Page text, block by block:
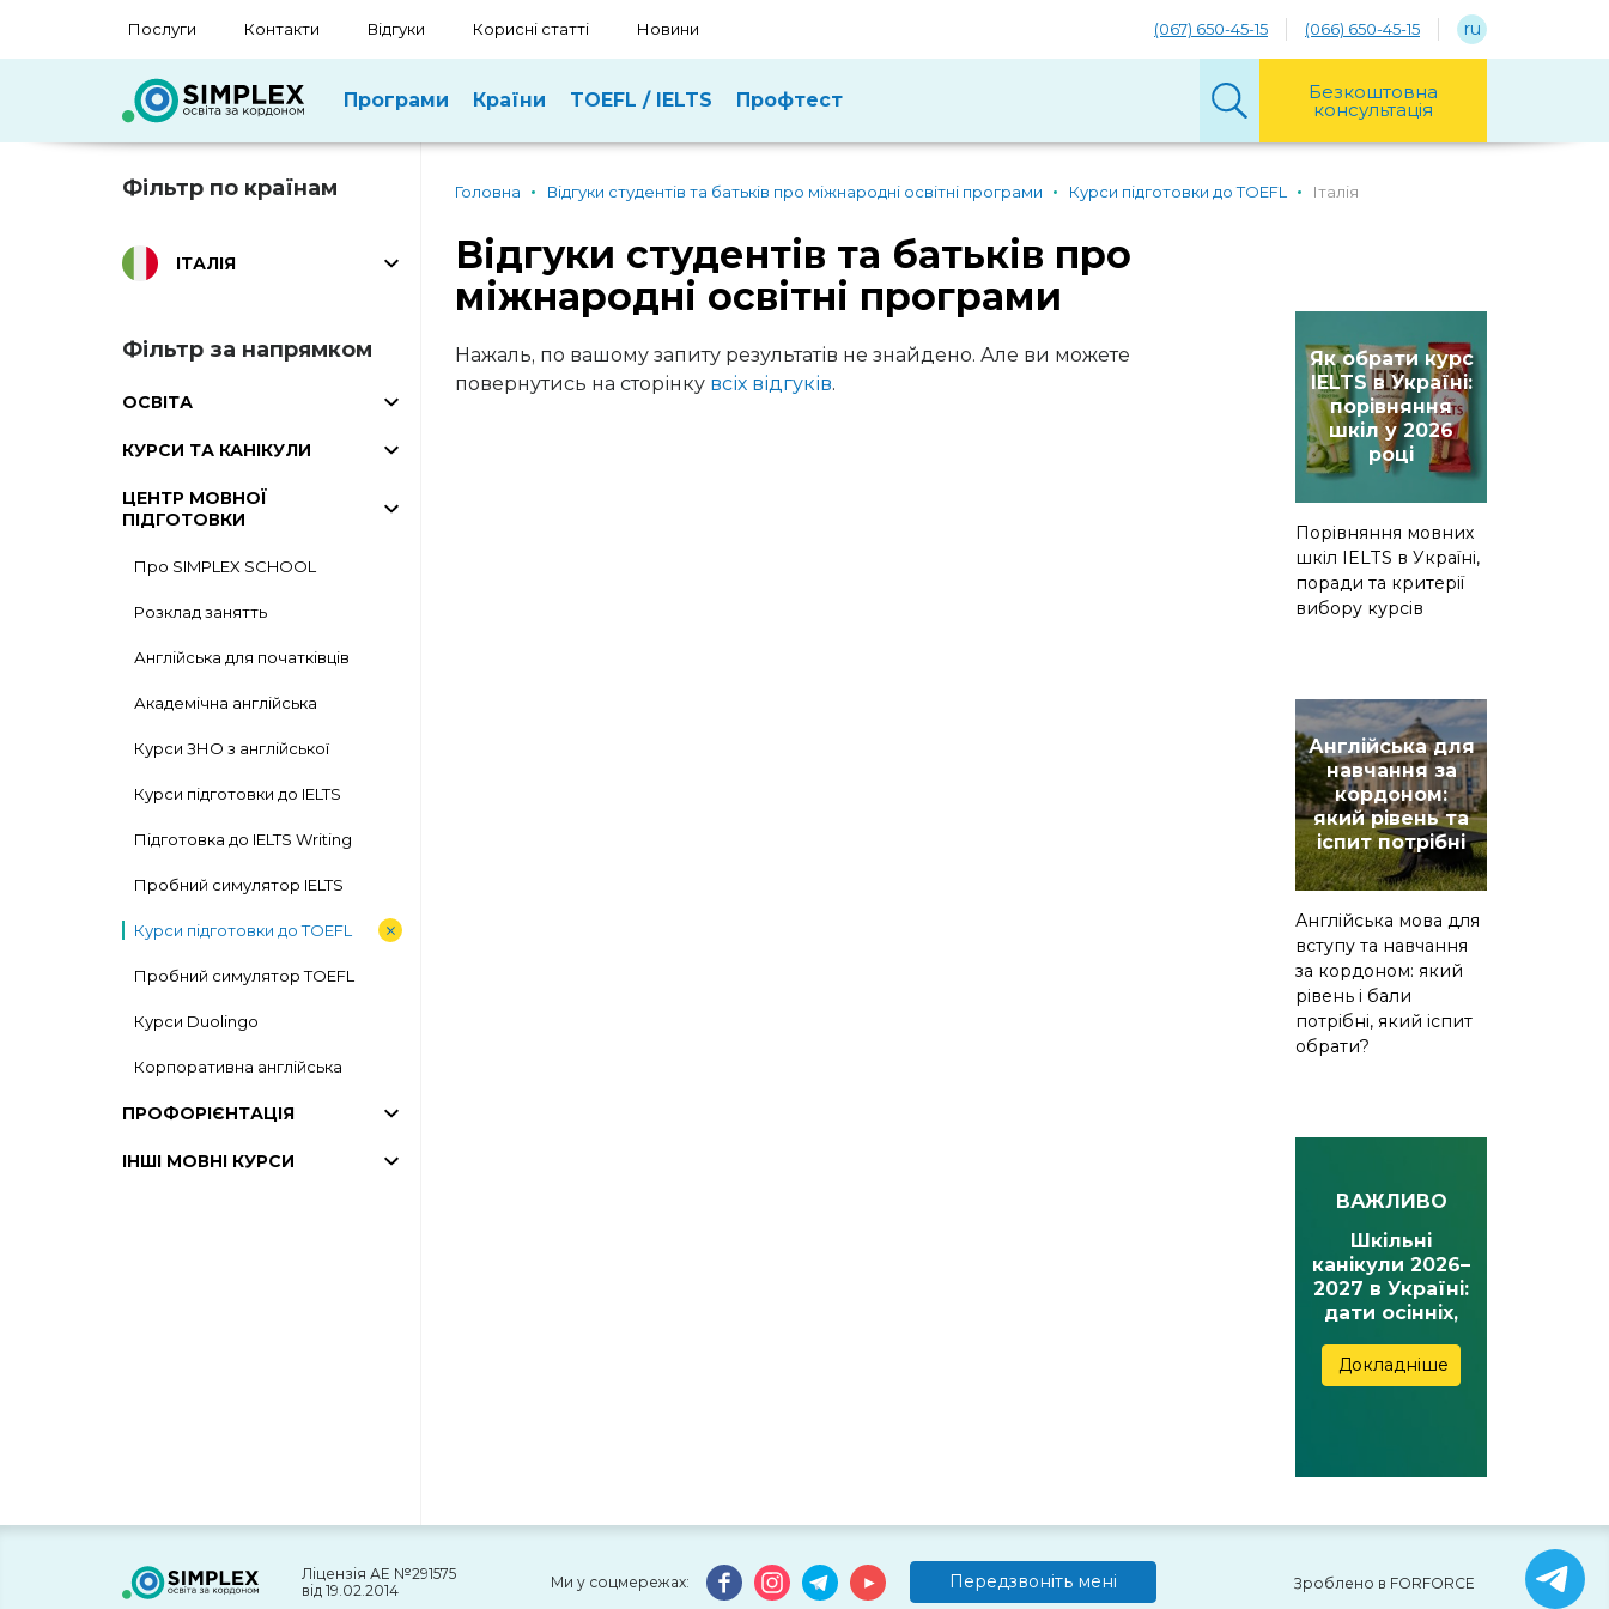
Послуги Контакти Відгуки Корисні статті Новини (067) 650-45-15 (066) 650-45-15 ru
Програми Країни TOEFL / IELTS Профтест Безкоштовна
консультація
Фільтр по країнам
ІТАЛІЯ
Фільтр за напрямком
ОСВІТА
КУРСИ ТА КАНІКУЛИ
ЦЕНТР МОВНОЇ
ПІДГОТОВКИ
Про SIMPLEX SCHOOL
Розклад занятть
Англійська для початківців
Академічна англійська
Курси ЗНО з англійської
Курси підготовки до IELTS
Підготовка до IELTS Writing
Пробний симулятор IELTS
Курси підготовки до TOEFL
Пробний симулятор TOEFL
Курси Duolingo
Корпоративна англійська
ПРОФОРІЄНТАЦІЯ
ІНШІ МОВНІ КУРСИ
Головна Відгуки студентів та батьків про міжнародні освітні програми Курси підготовки до TOEFL Італія
Відгуки студентів та батьків про
міжнародні освітні програми
Нажаль, по вашому запиту результатів не знайдено. Але ви можете
повернутись на сторінку всіх відгуків.
Як обрати курс
IELTS в Україні:
порівняння
шкіл у 2026
році
Порівняння мовних
шкіл IELTS в Україні,
поради та критерії
вибору курсів
Англійська для
навчання за
кордоном:
який рівень та
іспит потрібні
Англійська мова для
вступу та навчання
за кордоном: який
рівень і бали
потрібні, який іспит
обрати?
ВАЖЛИВО
Шкільні
канікули 2026–
2027 в Україні:
дати осінніх,
весняних та
літніх канікул
Докладніше
Ліцензія АЕ №291575
від 19.02.2014
Передзвоніть мені
Ми у соцмережах: Зроблено в FORFORCE